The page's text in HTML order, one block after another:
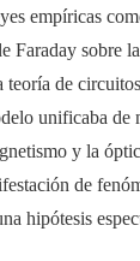
empíricas
Faraday sobre
teoría de
unificaba de
y la
de
hipótesis